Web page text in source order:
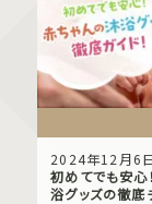
2024年12月6
初めてでも安心
浴グッズの徹底